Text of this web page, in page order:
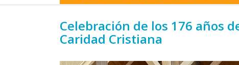
Celebración de los 176 años
Caridad Cristiana